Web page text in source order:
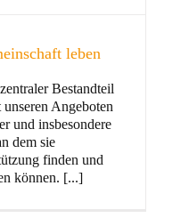
leben
Bestandteil
Angeboten
und insbesondere
dem sie
finden und
können. [...]